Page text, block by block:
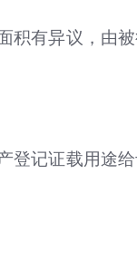
积有异议，由
登记证载用途